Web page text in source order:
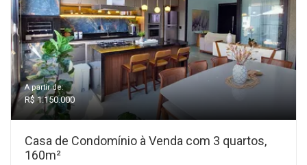
A partir de:
R$ 1.150.000
Casa de Condomínio à Venda com 3 quartos,
160m²